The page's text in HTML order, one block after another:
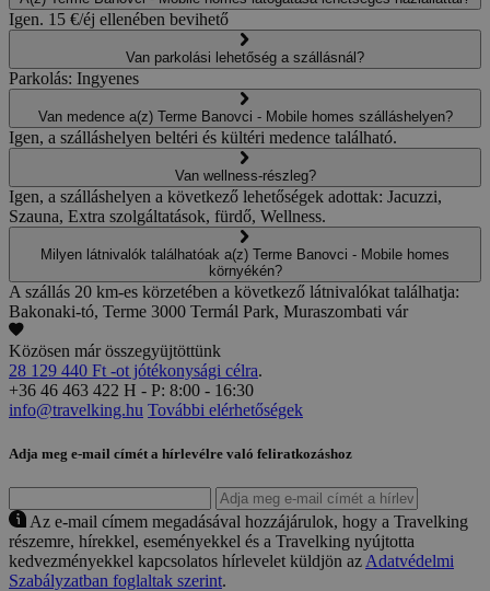
Igen. 15 €/éj ellenében bevihető
Van parkolási lehetőség a szállásnál?
Parkolás: Ingyenes
Van medence a(z) Terme Banovci - Mobile homes szálláshelyen?
Igen, a szálláshelyen beltéri és kültéri medence található.
Van wellness-részleg?
Igen, a szálláshelyen a következő lehetőségek adottak: Jacuzzi,
Szauna, Extra szolgáltatások, fürdő, Wellness.
Milyen látnivalók találhatóak a(z) Terme Banovci - Mobile homes
környékén?
A szállás 20 km-es körzetében a következő látnivalókat találhatja:
Bakonaki-tó, Terme 3000 Termál Park, Muraszombati vár
Közösen már összegyüjtöttünk
28 129 440 Ft -ot jótékonysági célra.
+36 46 463 422 H - P: 8:00 - 16:30
info@travelking.hu További elérhetőségek
Adja meg e-mail címét a hírlevélre való feliratkozáshoz
Az e-mail címem megadásával hozzájárulok, hogy a Travelking
részemre, hírekkel, eseményekkel és a Travelking nyújtotta
kedvezményekkel kapcsolatos hírlevelet küldjön az Adatvédelmi
Szabályzatban foglaltak szerint.